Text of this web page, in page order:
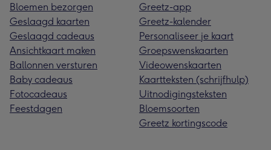
Bloemen bezorgen
Geslaagd kaarten
Geslaagd cadeaus
Ansichtkaart maken
Ballonnen versturen
Baby cadeaus
Fotocadeaus
Feestdagen
Greetz-app
Greetz-kalender
Personaliseer je kaart
Groepswenskaarten
Videowenskaarten
Kaartteksten (schrijfhulp)
Uitnodigingsteksten
Bloemsoorten
Greetz kortingscode